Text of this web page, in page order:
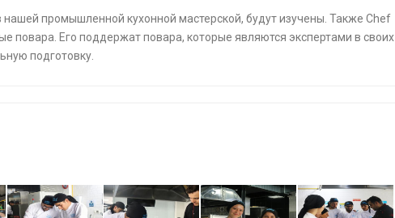
промышленной кухонной мастерской, будут изучены. Также Chef
повара. Его поддержат повара, которые являются экспертами в своих
подготовку.